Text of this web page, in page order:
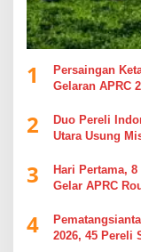
1
Persaingan
Gelaran APRC
2
Duo Pereli
Utara Usung
3
Hari Pertama,
Gelar APRC
4
2026, 45 Pereli